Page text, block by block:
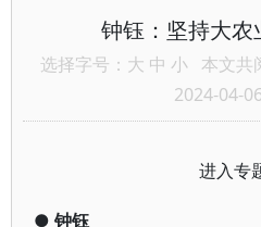
钟钰：坚持大农
选择字号： 大 中 小 本文共
2024-04-
进入专
● 钟钰